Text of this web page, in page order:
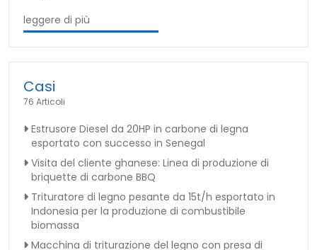
leggere di più
Casi
76 Articoli
Estrusore Diesel da 20HP in carbone di legna
esportato con successo in Senegal
Visita del cliente ghanese: Linea di produzione di
briquette di carbone BBQ
Trituratore di legno pesante da 15t/h esportato in
Indonesia per la produzione di combustibile
biomassa
Macchina di triturazione del legno con presa di